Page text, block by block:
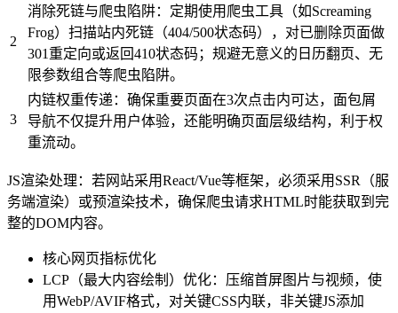
2
消除死链与爬虫陷阱：定期使用爬虫工具（如Screaming
Frog）扫描站内死链（404/500状态码），对已删除页面做
301重定向或返回410状态码；规避无意义的日历翻页、无
限参数组合等爬虫陷阱。
3
内链权重传递：确保重要页面在3次点击内可达，面包屑
导航不仅提升用户体验，还能明确页面层级结构，利于权
重流动。
JS渲染处理：若网站采用React/Vue等框架，必须采用SSR（服
务端渲染）或预渲染技术，确保爬虫请求HTML时能获取到完
整的DOM内容。
核心网页指标优化
LCP（最大内容绘制）优化：压缩首屏图片与视频，使
用WebP/AVIF格式，对关键CSS内联，非关键JS添加